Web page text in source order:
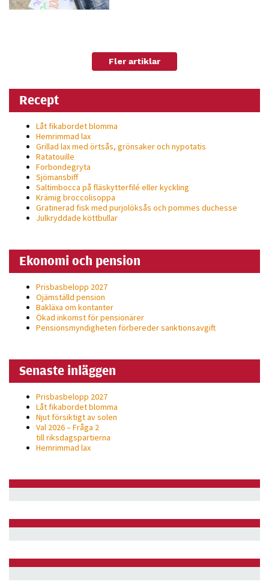
Fler artiklar
Recept
Låt fikabordet blomma
Hemrimmad lax
Grillad lax med örtsås, grönsaker och nypotatis
Ratatouille
Forbondegryta
Sjömansbiff
Saltimbocca på fläsk­ytterfilé eller kyckling
Krämig broccolisoppa
Gratinerad fisk med purjolöksås och pommes duchesse
Julkryddade köttbullar
Ekonomi och pension
Prisbasbelopp 2027
Ojämställd pension
Bakläxa om kontanter
Ökad inkomst för pensionärer
Pensionsmyndigheten förbereder sanktionsavgift
Senaste inläggen
Prisbasbelopp 2027
Låt fikabordet blomma
Njut försiktigt av solen
Val 2026 – Fråga 2
till riksdagspartierna
Hemrimmad lax
anpassat innehåll
och erbjudanden.